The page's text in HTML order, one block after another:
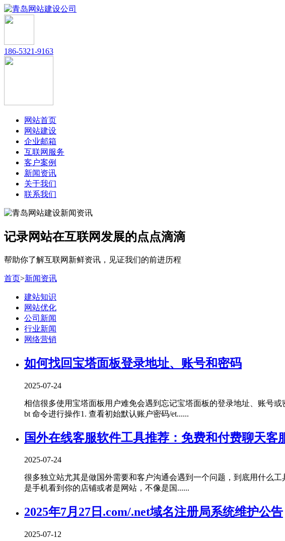
186-5321-9163
网站首页
网站建设
企业邮箱
互联网服务
客户案例
新闻资讯
关于我们
联系我们
记录网站在互联网发展的点点滴滴
帮助你了解互联网新鲜资讯，见证我们的前进历程
首页>新闻资讯
建站知识
网站优化
公司新闻
行业新闻
网络营销
如何找回宝塔面板登录地址、账号和密码
2025-07-24
相信很多使用宝塔面板用户难免会遇到忘记宝塔面板的登录地址、账号
bt 命令进行操作1. 查看初始默认账户密码/et......
国外在线客服软件工具推荐：免费和付费聊天客
2025-07-24
很多独立站尤其是做国外需要和客户沟通会遇到一个问题，到底用什么
是手机看到你的店铺或者是网站，不像是国......
2025年7月27日.com/.net域名注册局系统维护公告
2025-07-12